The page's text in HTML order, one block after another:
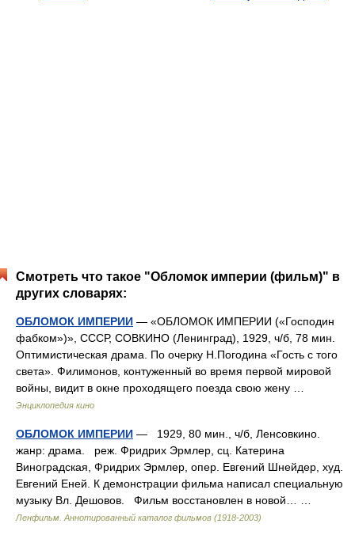
Смотреть что такое "Обломок империи (фильм)" в
других словарях:
ОБЛОМОК ИМПЕРИИ — «ОБЛОМОК ИМПЕРИИ («Господин
фабком»)», СССР, СОВКИНО (Ленинград), 1929, ч/б, 78 мин.
Оптимистическая драма. По очерку Н.Погодина «Гость с того
света». Филимонов, контуженный во время первой мировой
войны, видит в окне проходящего поезда свою жену …
Энциклопедия кино
ОБЛОМОК ИМПЕРИИ — 1929, 80 мин., ч/б, Ленсовкино.
жанр: драма. реж. Фридрих Эрмлер, сц. Катерина
Виноградская, Фридрих Эрмлер, опер. Евгений Шнейдер, худ.
Евгений Еней. К демонстрации фильма написал специальную
музыку Вл. Дешовов. Фильм восстановлен в новой… …
Ленфильм. Аннотированный каталог фильмов (1918-2003)